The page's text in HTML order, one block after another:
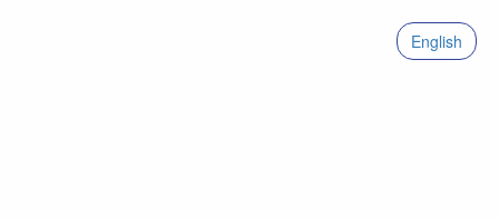
English